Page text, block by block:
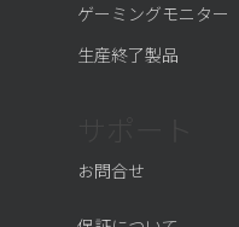
ゲーミングモニター
生産終了製品
お問合せ